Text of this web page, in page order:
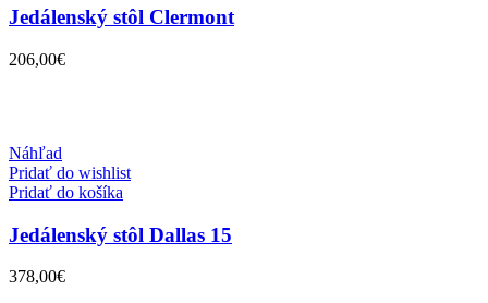
Jedálenský stôl Clermont
206,00€
Náhľad
Pridať do wishlist
Pridať do košíka
Jedálenský stôl Dallas 15
378,00€